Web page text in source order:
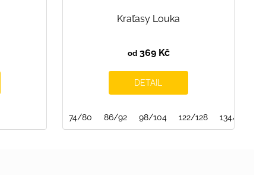
Kraťasy Louka
od369 Kč
DETAIL
74/80 86/92 98/104 122/128 134/140